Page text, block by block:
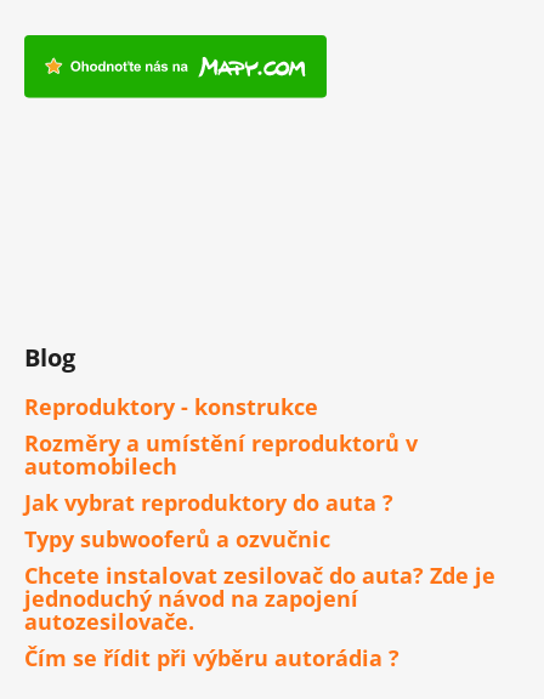
Blog
Reproduktory - konstrukce
Rozměry a umístění reproduktorů v
automobilech
Jak vybrat reproduktory do auta ?
Typy subwooferů a ozvučnic
Chcete instalovat zesilovač do auta? Zde je
jednoduchý návod na zapojení
autozesilovače.
Čím se řídit při výběru autorádia ?